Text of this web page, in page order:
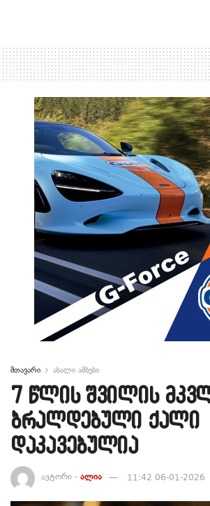
მთავარი ახალი ამბები
7 წლის შვილის
ბრალდებული ქალი
დაკავებულია
ავტორი - ალია 11:42 06-01-2026